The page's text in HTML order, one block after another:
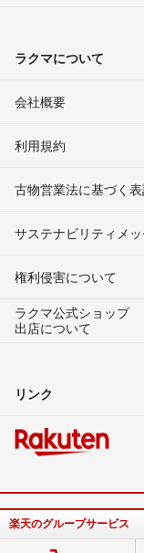
ラクマについて
会社概要
利用規約
古物営業法に基づく
サステナビリティメ
権利侵害について
ラクマ公式ショップ
出店について
リンク
楽天のグループサービス